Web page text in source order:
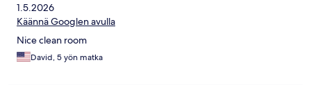
1.5.2026
Käännä Googlen avulla
Nice clean room
David, 5 yön matka